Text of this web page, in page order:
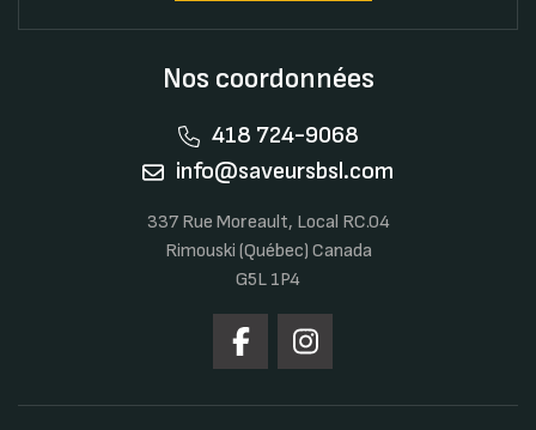
Nos coordonnées
418 724-9068
info@saveursbsl.com
337 Rue Moreault, Local RC.04
Rimouski (Québec) Canada
G5L 1P4